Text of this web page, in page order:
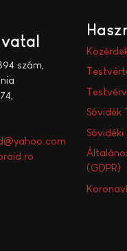
szám,
Sóvidék
Sóvidéki
(GDPR)